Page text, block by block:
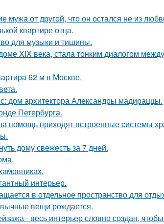
от другой, что он остался не из
квартире отца.
для музыки и тишины.
XIX века, стала тонким диалогом
62 м в Москве.
дом архитектора Александры мадираццы.
Петербурга.
помощь приходят встроенные системы
дому свежесть за 7 дней.
интерьер.
в отдельное пространство для
вещи рождается.
- весь интерьер словно создан,